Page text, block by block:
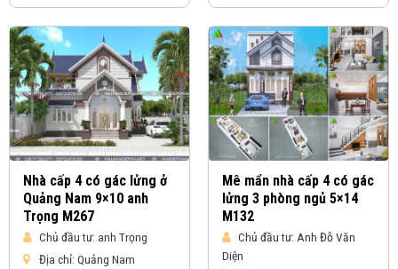
Nhà cấp 4 có gác lửng ở
Quảng Nam 9×10 anh
Trọng M267
Chủ đầu tư: anh Trọng
Địa chỉ: Quảng Nam
Mê mẩn nhà cấp 4 có gác
lửng 3 phòng ngủ 5×14
M132
Chủ đầu tư: Anh Đỗ Văn
Diện